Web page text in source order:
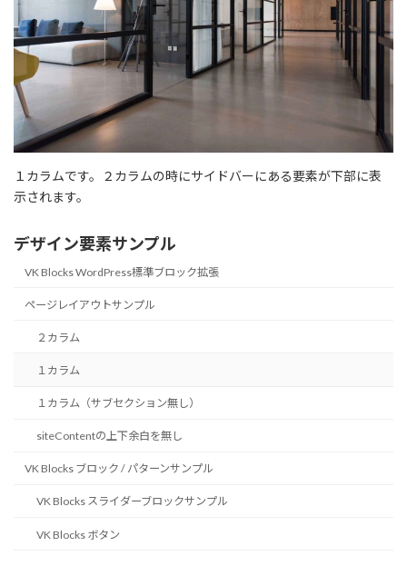
１カラムです。２カラムの時にサイドバーにある要素が下部に表
示されます。
デザイン要素サンプル
VK Blocks WordPress標準ブロック拡張
ページレイアウトサンプル
２カラム
１カラム
１カラム（サブセクション無し）
siteContentの上下余白を無し
VK Blocks ブロック / パターンサンプル
VK Blocks スライダーブロックサンプル
VK Blocks ボタン